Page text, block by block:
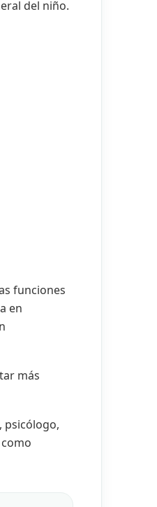
del niño.
funciones
en
más
psicólogo,